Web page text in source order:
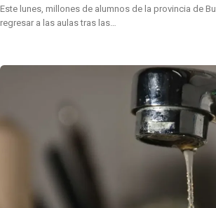
Este lunes, millones de alumnos de la provincia de
regresar a las aulas tras las…